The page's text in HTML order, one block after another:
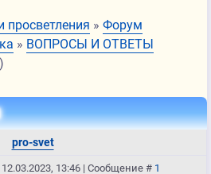
» Форум
» ВОПРОСЫ И ОТВЕТЫ
pro-svet
13:46 | Сообщение # 1